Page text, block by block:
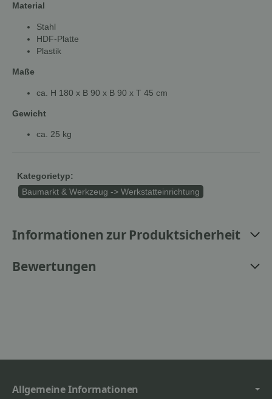
Material
Stahl
HDF-Platte
Plastik
Maße
ca. H 180 x B 90 x B 90 x T 45 cm
Gewicht
ca. 25 kg
Kategorietyp:
Baumarkt & Werkzeug -> Werkstatteinrichtung
Informationen zur Produktsicherheit
Bewertungen
Allgemeine Informationen